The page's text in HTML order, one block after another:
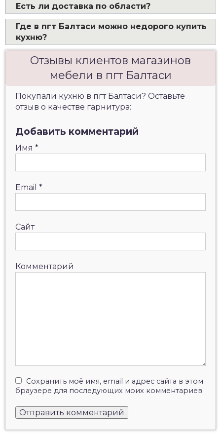
Есть ли доставка по области?
Где в пгт Балтаси можно недорого купить
кухню?
Отзывы клиентов магазинов
мебели в пгт Балтаси
Покупали кухню в пгт Балтаси? Оставьте
отзыв о качестве гарнитура:
Добавить комментарий
Имя *
Email *
Сайт
Комментарий
Сохранить моё имя, email и адрес сайта в этом
браузере для последующих моих комментариев.